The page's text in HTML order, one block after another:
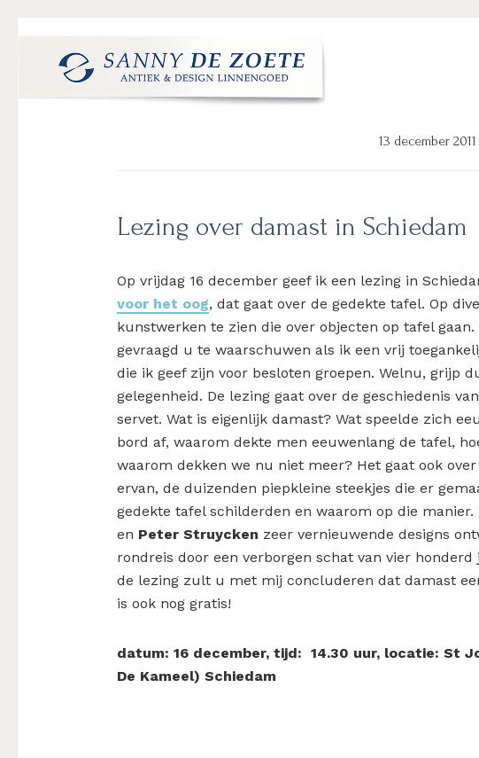
hoofdnavigatie
hoofd
eerste
voettekst
Lezing over damast in Schiedam
13 december 2011
Op vrijdag 16 december geef ik een lezing in
voor het oog, dat gaat over de gedekte tafel. Op
kunstwerken te zien die over objecten op tafel
gevraagd u te waarschuwen als ik een vrij
die ik geef zijn voor besloten groepen. Welnu, grijp
gelegenheid. De lezing gaat over de geschiedenis
servet. Wat is eigenlijk damast? Wat speelde zich
bord af, waarom dekte men eeuwenlang de tafel,
waarom dekken we nu niet meer? Het gaat ook
ervan, de duizenden piepkleine steekjes die er
gedekte tafel schilderden en waarom op die manier.
en Peter Struycken zeer vernieuwende designs
rondreis door een verborgen schat van vier
de lezing zult u met mij concluderen dat damast
is ook nog gratis!
datum: 16 december, tijd: 14.30 uur, locatie: St
De Kameel) Schiedam